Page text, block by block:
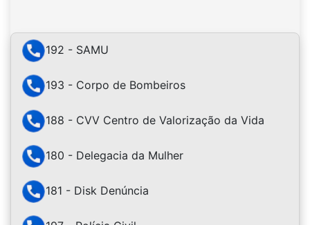
192 - SAMU
193 - Corpo de Bombeiros
188 - CVV Centro de Valorização da Vida
180 - Delegacia da Mulher
181 - Disk Denúncia